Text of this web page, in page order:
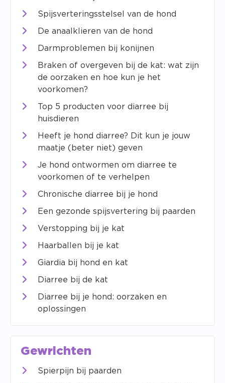
Spijsverteringsstelsel van de hond
De anaalklieren van de hond
Darmproblemen bij konijnen
Braken of overgeven bij de kat: wat zijn
de oorzaken en hoe kun je het
voorkomen?
Top 5 producten voor diarree bij
huisdieren
Heeft je hond diarree? Dit kun je jouw
maatje (beter niet) geven
Je hond ontwormen om diarree te
voorkomen of te verhelpen
Chronische diarree bij je hond
Een gezonde spijsvertering bij paarden
Verstopping bij je kat
Haarballen bij je kat
Giardia bij hond en kat
Diarree bij de kat
Diarree bij je hond: oorzaken en
oplossingen
Gewrichten
Spierpijn bij paarden